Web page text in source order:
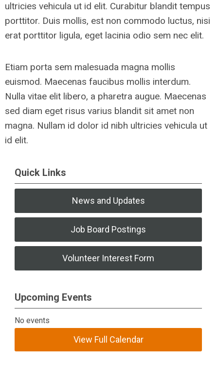
ultricies vehicula ut id elit. Curabitur blandit tempus
porttitor. Duis mollis, est non commodo luctus, nisi
erat porttitor ligula, eget lacinia odio sem nec elit.
Etiam porta sem malesuada magna mollis
euismod. Maecenas faucibus mollis interdum.
Nulla vitae elit libero, a pharetra augue. Maecenas
sed diam eget risus varius blandit sit amet non
magna. Nullam id dolor id nibh ultricies vehicula ut
id elit.
Quick Links
News and Updates
Job Board Postings
Volunteer Interest Form
Upcoming Events
No events
View Full Calendar